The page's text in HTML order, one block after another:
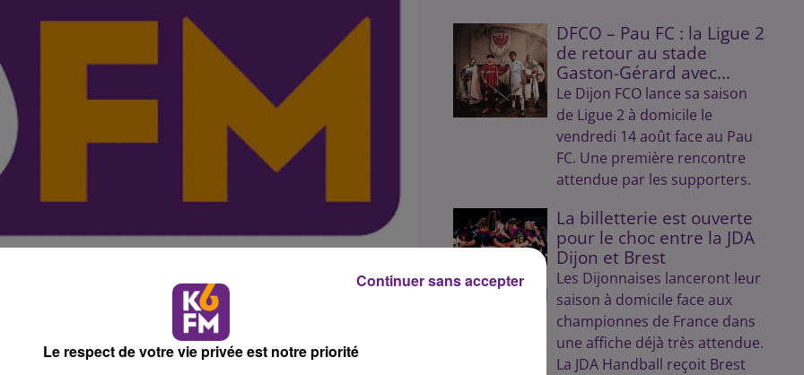
DFCO – Pau FC : la Ligue 2
de retour au stade
Gaston-Gérard avec...
Le Dijon FCO lance sa saison
de Ligue 2 à domicile le
vendredi 14 août face au Pau
FC. Une première rencontre
attendue par les supporters.
La billetterie est ouverte
pour le choc entre la JDA
Dijon et Brest
Les Dijonnaises lanceront leur
saison à domicile face aux
championnes de France dans
une affiche déjà très attendue.
La JDA Handball reçoit Brest
Le respect de votre vie privée est notre priorité
Continuer sans accepter